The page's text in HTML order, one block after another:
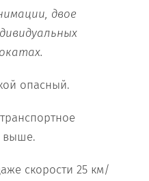
, двое
опасный.
выше.
скорости 25 км/